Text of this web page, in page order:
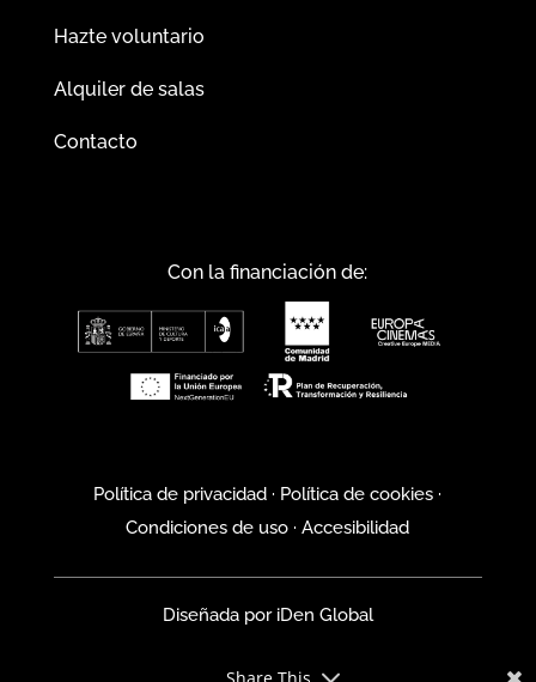
Hazte voluntario
Alquiler de salas
Contacto
Con la financiación de:
Política de privacidad · Política de cookies ·
Condiciones de uso ·Accesibilidad
Diseñada poriDen Global